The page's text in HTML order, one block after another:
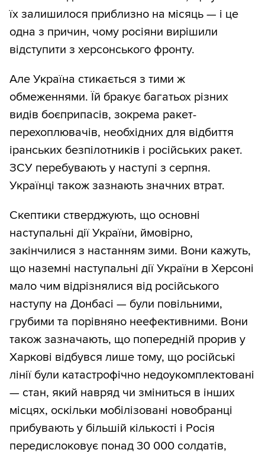
їх залишилося приблизно на місяць — і це
одна з причин, чому росіяни вирішили
відступити з херсонського фронту.
Але Україна стикається з тими ж
обмеженнями. Їй бракує багатьох різних
видів боєприпасів, зокрема ракет-
перехоплювачів, необхідних для відбиття
іранських безпілотників і російських ракет.
ЗСУ перебувають у наступі з серпня.
Українці також зазнають значних втрат.
Скептики стверджують, що основні
наступальні дії України, ймовірно,
закінчилися з настанням зими. Вони кажуть,
що наземні наступальні дії України в Херсоні
мало чим відрізнялися від російського
наступу на Донбасі — були повільними,
грубими та порівняно неефективними. Вони
також зазначають, що попередній прорив у
Харкові відбувся лише тому, що російські
лінії були катастрофічно недоукомплектовані
— стан, який навряд чи зміниться в інших
місцях, оскільки мобілізовані новобранці
прибувають у більшій кількості і Росія
передислоковує понад 30 000 солдатів,